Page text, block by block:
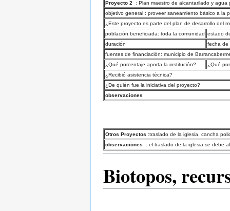
Proyecto 2
: Plan maestro de alcantarilado y agua
objetivo general : proveer saneamiento básico a la
¿Este proyecto es parte del plan de desarrollo del
población beneficiada: toda la comunidad estado
duración
fecha de
fuentes de financiación: municipio de
¿Qué porcentaje aporta la institución?
¿Qué
¿Recibió asistencia técnica?
¿De quién fue la iniciativa del proyecto?
observaciones
Otros Proyectos :traslado de la iglesia, cancha
observaciones : el traslado de la iglesia se debe
Biotopos,